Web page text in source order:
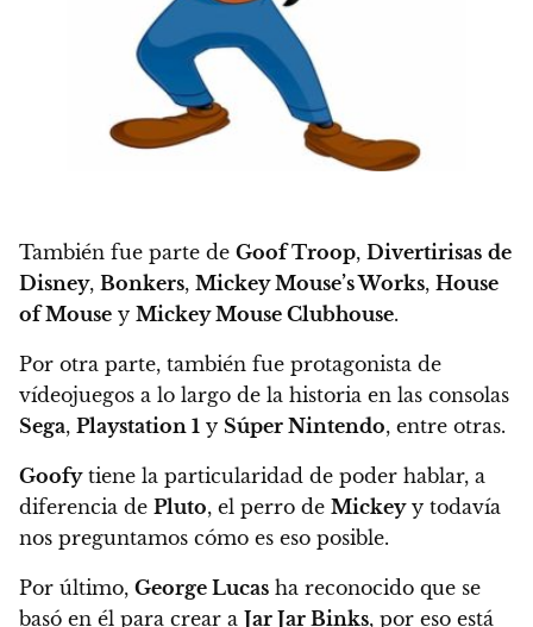
También fue parte de Goof Troop, Divertirisas de
Disney, Bonkers, Mickey Mouse’s Works, House
of Mouse y Mickey Mouse Clubhouse.
Por otra parte, también fue protagonista de
vídeojuegos a lo largo de la historia en las consolas
Sega, Playstation 1 y Súper Nintendo, entre otras.
Goofytiene la particularidad de poder hablar, a
diferencia de Pluto, el perro de Mickeyy todavía
nos preguntamos cómo es eso posible.
Por último, George Lucas ha reconocido que se
basó en él para crear a Jar Jar Binks, por eso está